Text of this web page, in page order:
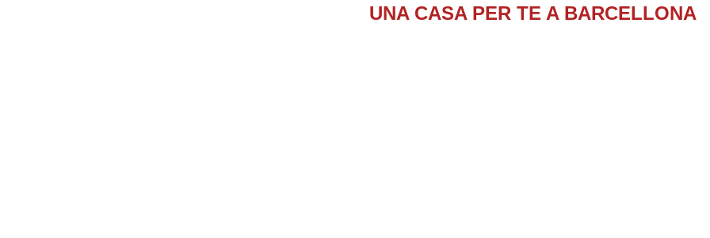
UNA CASA PER TE A BARCELLONA